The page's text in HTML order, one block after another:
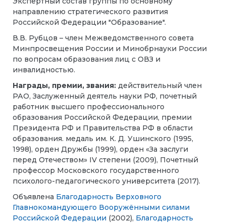
направлению стратегического развития
Российской Федерации "Образование".
В.В. Рубцов – член Межведомственного совета
Минпросвещения России и Минобрнауки России
по вопросам образования лиц с ОВЗ и
инвалидностью.
Награды, премии, звания: действительный член
РАО, Заслуженный деятель науки РФ, почетный
работник высшего профессионального
образования Российской Федерации, премии
Президента РФ и Правительства РФ в области
образования. медаль им. К. Д. Ушинского (1995,
1998), орден Дружбы (1999), орден «За заслуги
перед Отечеством» IV степени (2009), Почетный
профессор Московского государственного
психолого-педагогического университета (2017).
Объявлена Благодарность Верховного
Главнокомандующего Вооружёнными силами
Российской Федерации (2002), Благодарность